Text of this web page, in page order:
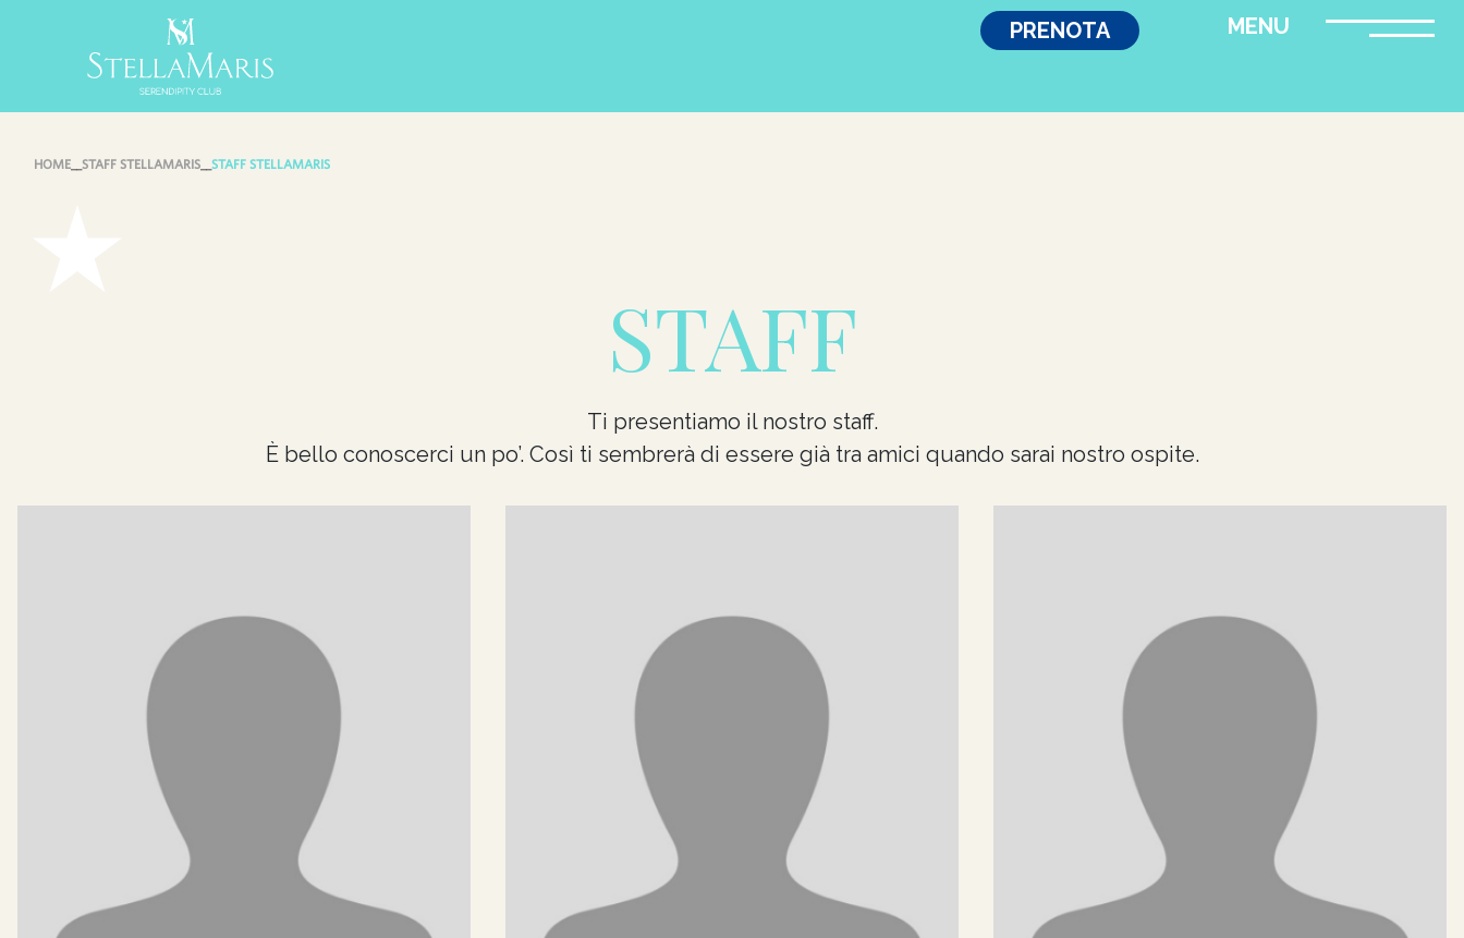
PRENOTA
HOME STAFF STELLAMARIS STAFF STELLAMARIS
STAFF
Ti presentiamo il nostro staff.
È bello conoscerci un po’. Così ti sembrerà di essere già tra amici quando sarai nostro ospite.